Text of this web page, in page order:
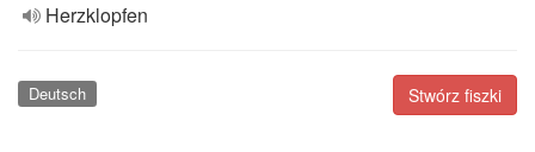
Herzklopfen
Stwórz fiszki
Deutsch